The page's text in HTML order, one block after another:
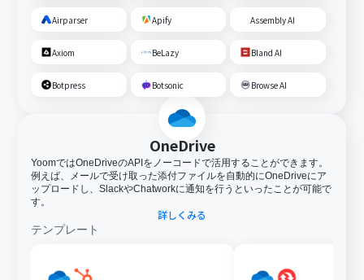
Airparser Apify Assembly AI
Axiom BeLazy Bland AI
Botpress Botsonic Browse AI
OneDrive
YoomではOneDriveのAPIをノーコードで活用することができます。
例えば、メールで受け取った添付ファイルを自動的にOneDriveにア
ップロードし、SlackやChatworkに通知を行うといったことが可能で
す。
詳しくみる
テンプレート